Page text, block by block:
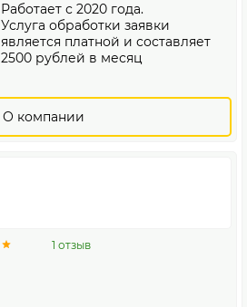
Работает с 2020 года.
Услуга обработки заявки
является платной и составляет
2500 рублей в месяц
О компании
1 отзыв